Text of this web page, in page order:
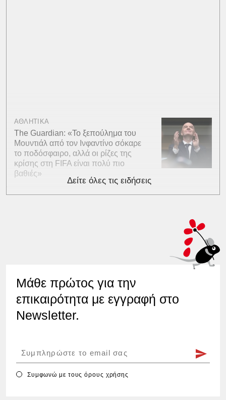
ΑΘΛΗΤΙΚΑ
The Guardian: «Το ξεπούλημα του
Μουντιάλ από τον Ινφαντίνο σόκαρε
το ποδόσφαιρο, αλλά οι ρίζες της
κρίσης στη FIFA είναι πολύ πιο
βαθιές»
Δείτε όλες τις ειδήσεις
Μάθε πρώτος για την
επικαιρότητα με εγγραφή στο
Newsletter.
Συμφωνώ με τουςόρους χρήσης